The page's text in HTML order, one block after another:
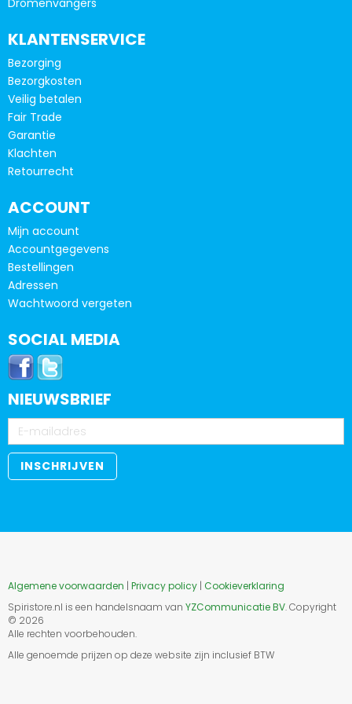
Dromenvangers
KLANTENSERVICE
Bezorging
Bezorgkosten
Veilig betalen
Fair Trade
Garantie
Klachten
Retourrecht
ACCOUNT
Mijn account
Accountgegevens
Bestellingen
Adressen
Wachtwoord vergeten
SOCIAL MEDIA
NIEUWSBRIEF
Algemene voorwaarden | Privacy policy | Cookieverklaring
Spiristore.nl is een handelsnaam van YZCommunicatie BV. Copyright
© 2026
Alle rechten voorbehouden.
Alle genoemde prijzen op deze website zijn inclusief BTW